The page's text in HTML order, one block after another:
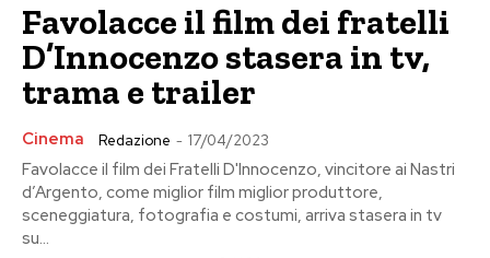
Favolacce il film dei fratelli
D’Innocenzo stasera in tv,
trama e trailer
Cinema Redazione - 17/04/2023
Favolacce il film dei Fratelli D'Innocenzo, vincitore ai Nastri
d’Argento, come miglior film miglior produttore,
sceneggiatura, fotografia e costumi, arriva stasera in tv
su...